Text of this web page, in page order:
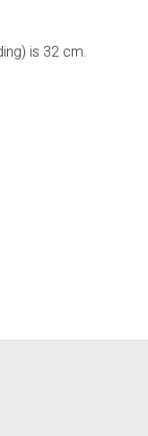
is 32 cm.